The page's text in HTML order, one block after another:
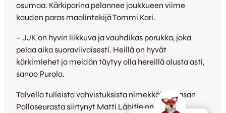
osumaa. Kärkiparina pelannee joukkueen viime
kauden paras maalintekijä Tommi Kari.
– JJK on hyvin liikkuva ja vauhdikas porukka, joka
pelaa aika suoraviivaisesti. Heillä on hyvät
kärkimiehet ja meidän täytyy olla hereillä alusta asti,
sanoo Purola.
Talvella tulleista vahvistuksista nimekkäin, Vaasan
Palloseurasta siirtynyt Matti Lähitie on ollut